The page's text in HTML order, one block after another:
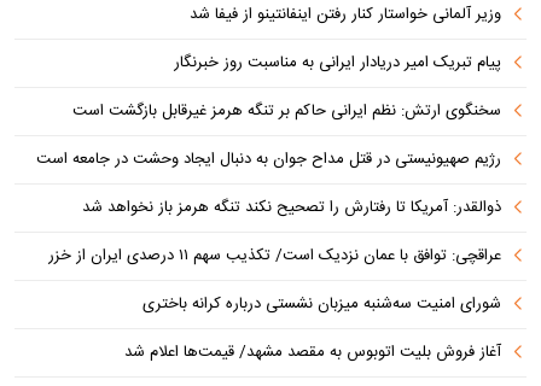
وزیر آلمانی خواستار کنار رفتن اینفانتینو از فیفا شد
پیام تبریک امیر دریادار ایرانی به مناسبت روز خبرنگار
سخنگوی ارتش: نظم ایرانی حاکم بر تنگه هرمز غیرقابل بازگشت است
رژیم صهیونیستی در قتل مداح جوان به دنبال ایجاد وحشت در جامعه است
ذوالقدر: آمریکا تا رفتارش را تصحیح نکند تنگه هرمز باز نخواهد شد
عراقچی: توافق با عمان نزدیک است/ تکذیب سهم ۱۱ درصدی ایران از خزر
شورای امنیت سه‌شنبه میزبان نشستی درباره کرانه باختری
آغاز فروش بلیت اتوبوس به مقصد مشهد/ قیمت‌ها اعلام شد